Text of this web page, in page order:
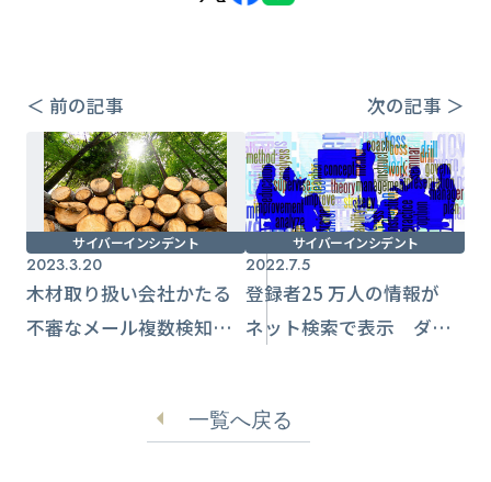
＜ 前の記事 次の記事 ＞
サイバーインシデント
2023.3.20
木材取り扱い会社かたる
不審なメール複数検知
サイバーインシデント
2022.7.5
登録者25 万人の情報が
ネット検索で表示 ダウ
一覧へ戻る